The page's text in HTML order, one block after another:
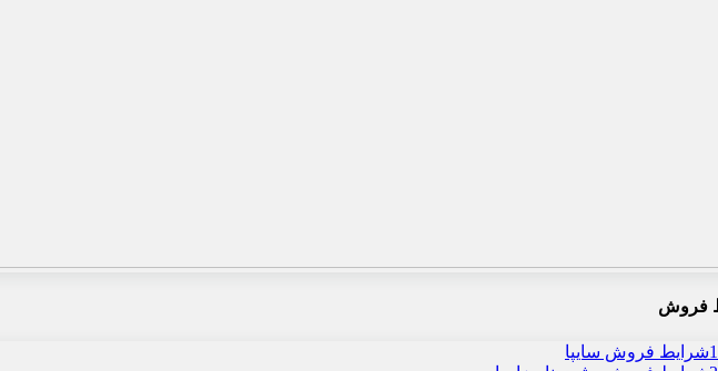
فروش
1شرایط فروش سایپا